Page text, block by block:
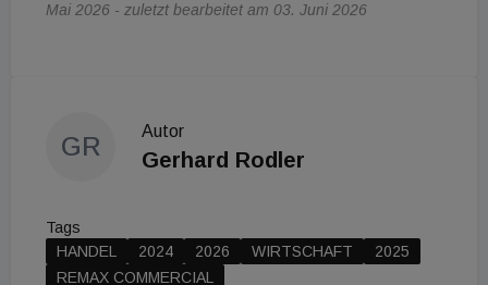
Mai 2026 - zuletzt bearbeitet am 03. Juni 2026
GR
Autor
Gerhard Rodler
Tags
HANDEL
2024 2026 WIRTSCHAFT
2025
REMAX COMMERCIAL